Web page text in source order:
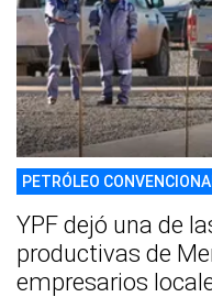
PETRÓLEO
YPF dejó una de
productivas de
empresarios